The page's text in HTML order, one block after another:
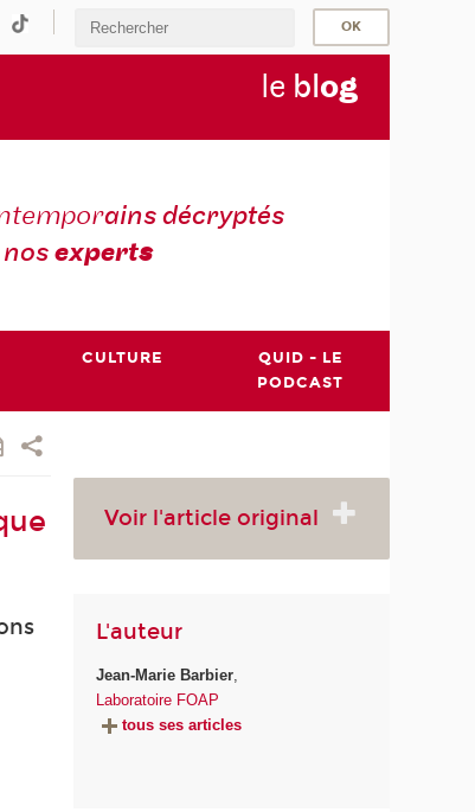
le blog
ains décryptés
experts
CULTURE
QUID - LE
PODCAST
Voir l'article original
L'auteur
Jean-Marie Barbier,
Laboratoire FOAP
tous ses articles